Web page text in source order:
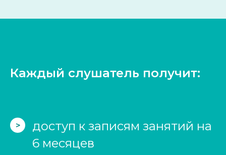
Каждый слушатель получит:
>
доступ к записям занятий на
6 месяцев